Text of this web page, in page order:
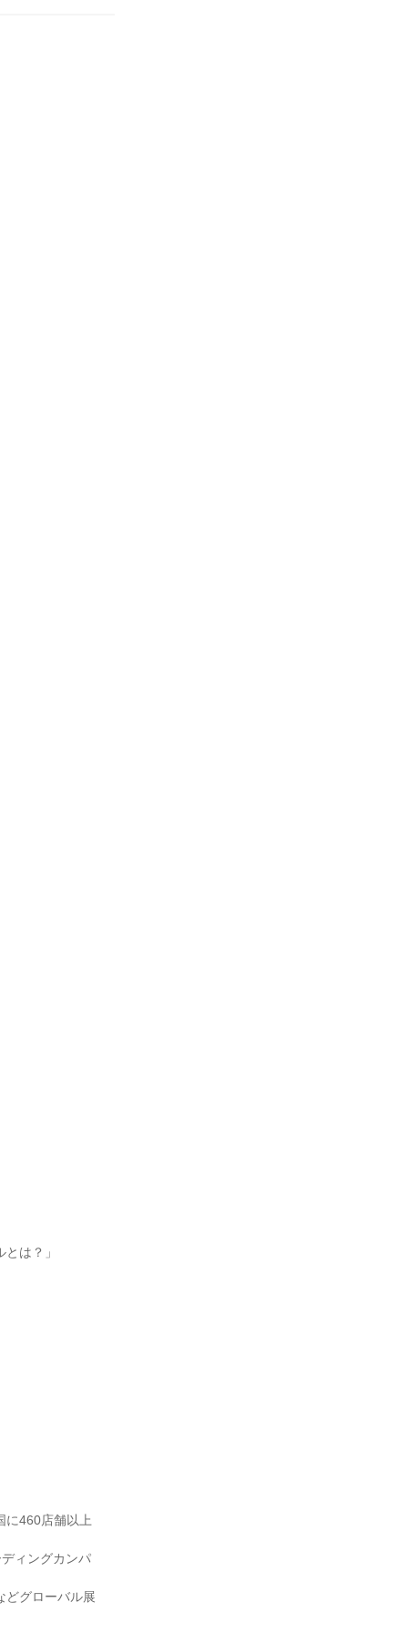
は？」
に460店舗以上
ィングカンパ
どグローバル展